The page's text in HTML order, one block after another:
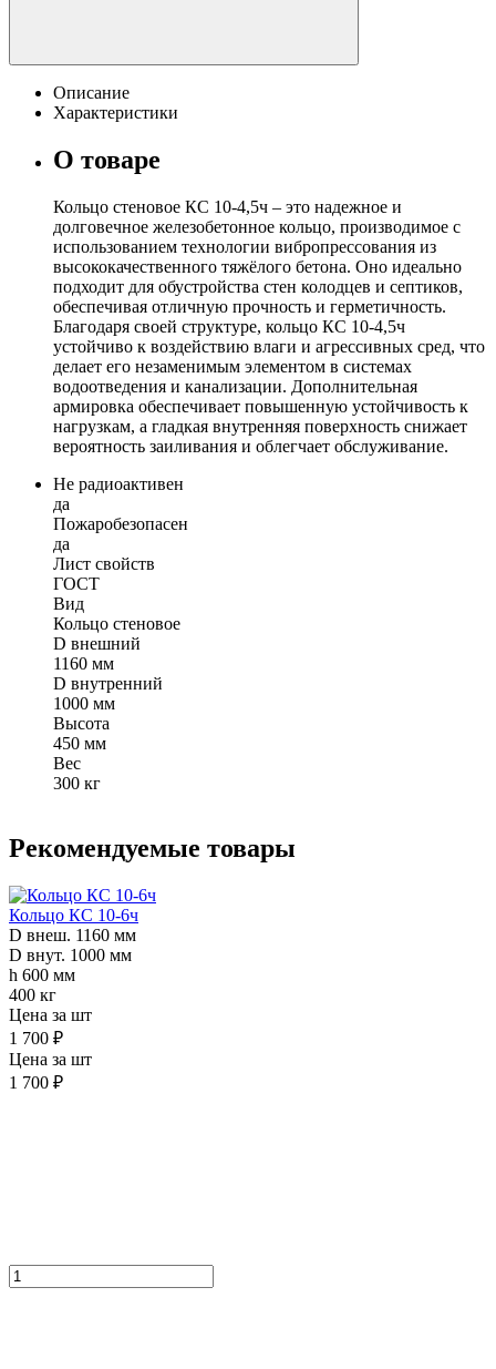
Описание
Характеристики
О товаре
Кольцо стеновое КС 10-4,5ч – это надежное и
долговечное железобетонное кольцо, производимое с
использованием технологии вибропрессования из
высококачественного тяжёлого бетона. Оно идеально
подходит для обустройства стен колодцев и септиков,
обеспечивая отличную прочность и герметичность.
Благодаря своей структуре, кольцо КС 10-4,5ч
устойчиво к воздействию влаги и агрессивных сред, что
делает его незаменимым элементом в системах
водоотведения и канализации. Дополнительная
армировка обеспечивает повышенную устойчивость к
нагрузкам, а гладкая внутренняя поверхность снижает
вероятность заиливания и облегчает обслуживание.
Не радиоактивен
да
Пожаробезопасен
да
Лист свойств
ГОСТ
Вид
Кольцо стеновое
D внешний
1160 мм
D внутренний
1000 мм
Высота
450 мм
Вес
300 кг
Рекомендуемые товары
Кольцо КС 10-6ч
D внеш. 1160 мм
D внут. 1000 мм
h 600 мм
400 кг
Цена за шт
1 700 ₽
Цена за шт
1 700 ₽